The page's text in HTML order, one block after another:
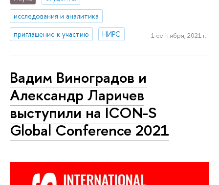
исследования и аналитика
приглашение к участию
НИРС 1 сентября, 2021 г.
Вадим Виноградов и
Александр Ларичев
выступили на ICON-S
Global Сonference 2021